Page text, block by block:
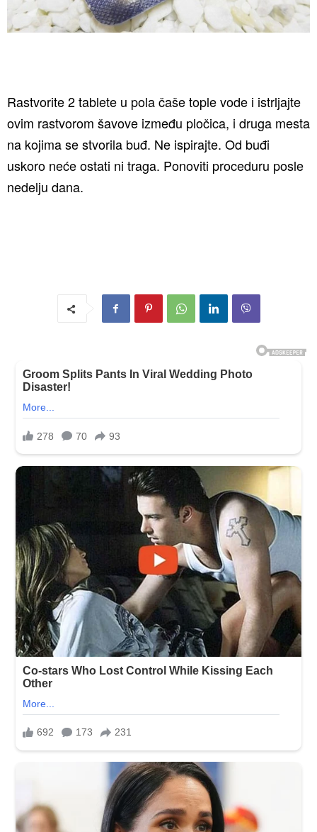
Rastvorite 2 tablete u pola čaše tople vode i istrljajte
ovim rastvorom šavove između pločica, i druga mesta
na kojima se stvorila buđ. Ne ispirajte. Od buđi
uskoro neće ostati ni traga. Ponoviti proceduru posle
nedelju dana.